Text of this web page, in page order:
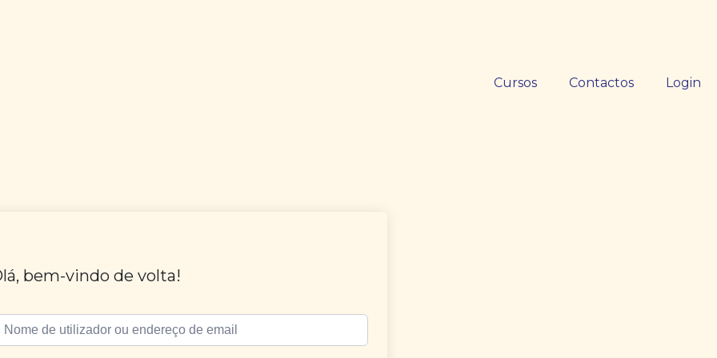
Cursos Contactos Login
bem-vindo de volta!